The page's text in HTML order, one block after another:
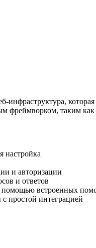
инфраструктура,
таким как
настройка
и авторизации
и ответов
помощью встроенных
простой интеграцией